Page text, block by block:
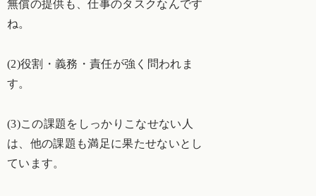
無償の提供も、仕事のタスクなんです
ね。
(2)役割・義務・責任が強く問われま
す。
(3)この課題をしっかりこなせない人
は、他の課題も満足に果たせないとし
ています。